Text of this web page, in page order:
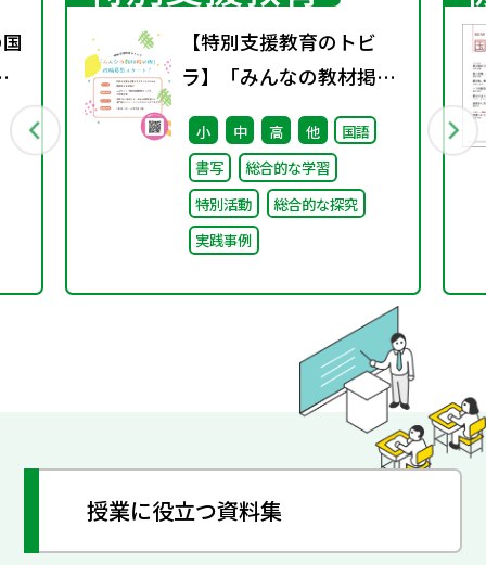
【特別支援教育のトビ
ラ】「みんなの教材掲示
板」の投稿募集を開始し
ました！
小 中 高 他
国語
書写
総合的な学習
特別活動
総合的な探究
実践事例
授業に役立つ資料集